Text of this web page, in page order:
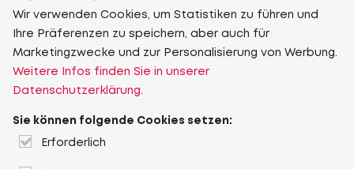
Wir verwenden Cookies, um Statistiken zu führen und
Ihre Präferenzen zu speichern, aber auch für
Marketingzwecke und zur Personalisierung von Werbung.
Weitere Infos finden Sie in unserer
Datenschutzerklärung.
Sie können folgende Cookies setzen:
Erforderlich